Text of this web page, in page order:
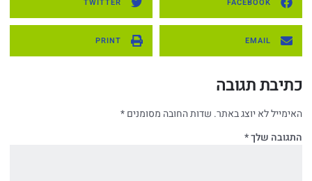
EMAIL
PRINT
כתיבת תגובה
האימייל לא יוצג באתר. שדות החובה מסומנים*
התגובה שלך*